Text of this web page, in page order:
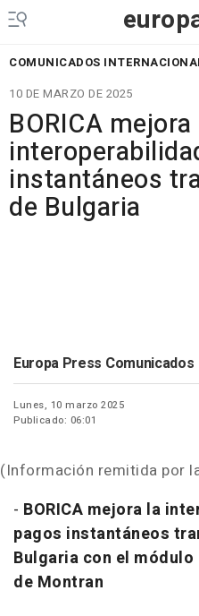
COMUNICADOS
10 DE MARZO DE 2025
BORICA mejora
instantáneos
de Bulgaria
Europa Press Comunicados
Lunes, 10 marzo 2025
Publicado: 06:01
(Información remitida por
- BORICA mejora la
pagos instantáneos
Bulgaria con el
de Montran